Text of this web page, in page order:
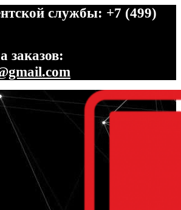
службы: +7 (499)
заказов: